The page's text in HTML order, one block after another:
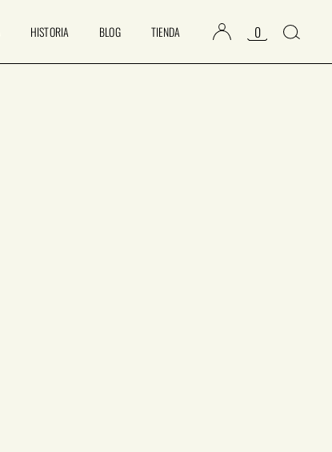
HISTORIA BLOG TIENDA 0